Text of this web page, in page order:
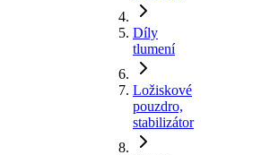
Díly
tlumení
Ložiskové
pouzdro,
stabilizátor